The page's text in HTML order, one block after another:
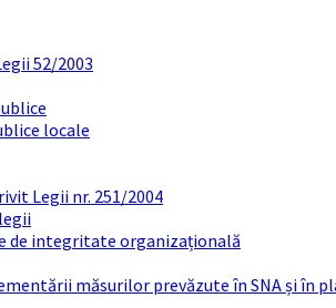
52/2003
locale
Legii nr. 251/2004
de integritate organizațională
măsurilor prevăzute în SNA și în